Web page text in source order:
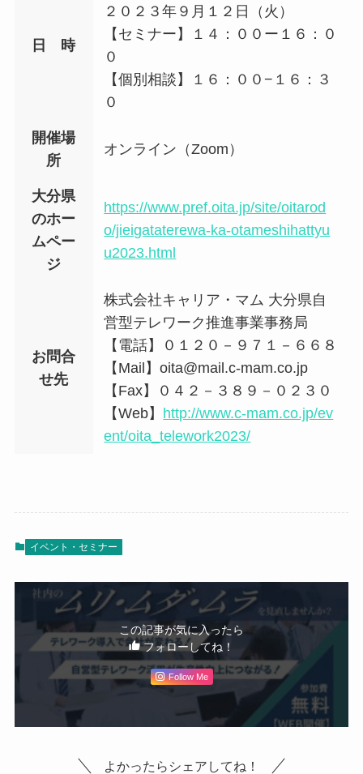
日 時
２０２３年９月１２日（火）
【セミナー】１４：００ー１６：０
０
【個別相談】１６：００−１６：３
０
開催場
所
オンライン（Zoom）
大分県
のホー
ムペー
ジ
https://www.pref.oita.jp/site/oitarod
o/jieigataterewa-ka-otameshihattyu
u2023.html
お問合
せ先
株式会社キャリア・マム 大分県自
営型テレワーク推進事業事務局
【電話】０１２０－９７１－６６８
【Mail】oita@mail.c-mam.co.jp
【Fax】０４２－３８９－０２３０
【Web】 http://www.c-mam.co.jp/ev
ent/oita_telework2023/
イベント・セミナー
この記事が気に入ったら
フォローしてね！
Follow Me
よかったらシェアしてね！